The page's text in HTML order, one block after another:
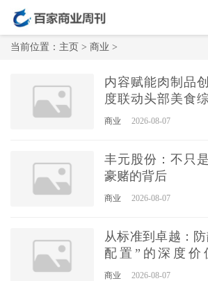
当前位置： 主页 > 商业 >
内容赋能肉制品
度联动头部美食
播
商业 2026-08-07
丰元股份：不只
豪赌的背后
商业 2026-08-07
从标准到卓越：
配置”的深度价
POUSTO
商业 2026-08-07